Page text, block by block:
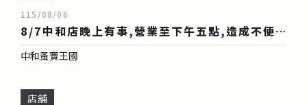
115/08/06
8/7中和店晚上有事,營業至下午五點,造成不便,敬請見諒!
中和蚤寶王國
店舖